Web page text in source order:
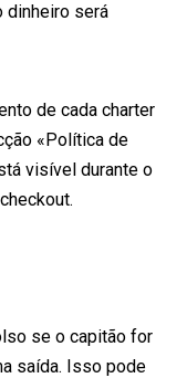
dinheiro será
de cada charter
«Política de
visível durante o
se o capitão for
saída. Isso pode